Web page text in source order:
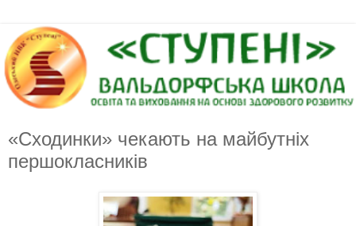
«Сходинки» чекають на майбутніх
першокласників